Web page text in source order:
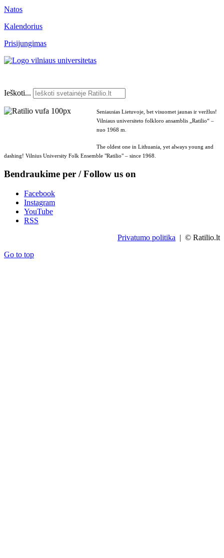
Natos
Kalendorius
Prisijungimas
Ieškoti...
Seniausias Lietuvoje, bet visuomet jaunas ir veržlus!
Vilniaus universiteto folkloro ansamblis „Ratilio“ –
nuo 1968 m.
The oldest one in Lithuania, yet always young and
dashing! Vilnius University Folk Ensemble "Ratilio" – since 1968.
Bendraukime per / Follow us on
Facebook
Instagram
YouTube
RSS
Privatumo politika | © Ratilio.lt
Go to top